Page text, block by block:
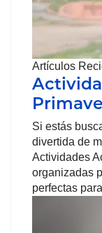
Artículos
Si estás
divertida de
Actividades
organizadas
perfectas